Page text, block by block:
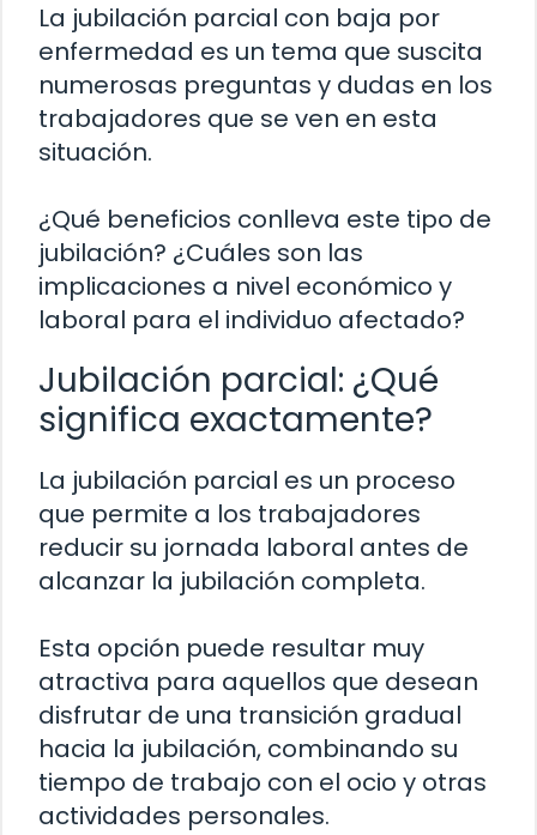
La jubilación parcial con baja por
enfermedad es un tema que suscita
numerosas preguntas y dudas en los
trabajadores que se ven en esta
situación.
¿Qué beneficios conlleva este tipo de
jubilación? ¿Cuáles son las
implicaciones a nivel económico y
laboral para el individuo afectado?
Jubilación parcial: ¿Qué
significa exactamente?
La jubilación parcial es un proceso
que permite a los trabajadores
reducir su jornada laboral antes de
alcanzar la jubilación completa.
Esta opción puede resultar muy
atractiva para aquellos que desean
disfrutar de una transición gradual
hacia la jubilación, combinando su
tiempo de trabajo con el ocio y otras
actividades personales.